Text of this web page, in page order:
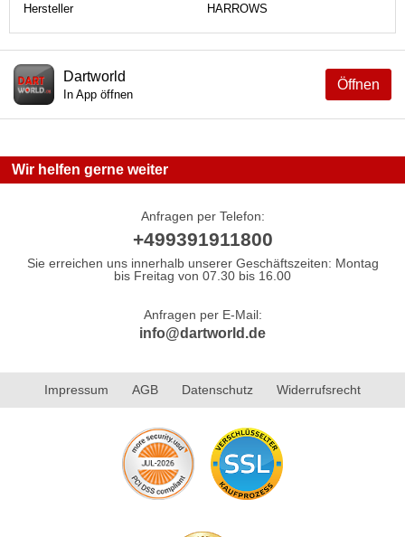
Hersteller
HARROWS
Öffnen
Dartworld
In App öffnen
Wir helfen gerne weiter
Anfragen per Telefon:
+499391911800
Sie erreichen uns innerhalb unserer Geschäftszeiten: Montag
bis Freitag von 07.30 bis 16.00
Anfragen per E-Mail:
info@dartworld.de
Impressum AGB Datenschutz Widerrufsrecht